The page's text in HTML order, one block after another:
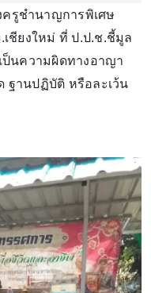
ครูชำนาญการพิเศษ
.เชียงใหม่ ที่ ป.ป.ช.ชี้มูล
ป็นความผิดทางอาญา
ฐานปฏิบัติ หรือละเว้น